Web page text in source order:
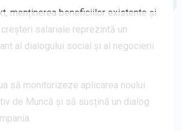
menținerea beneficiilor existente și
salariale reprezintă un
al dialogului social și al negocierii
să monitorizeze aplicarea noului
de Muncă și să susțină un dialog